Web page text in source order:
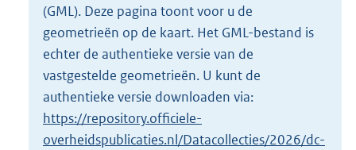
e
:
2
K
b
(GML). Deze pagina toont voor u de
geometrieën op de kaart. Het GML-bestand is
echter de authentieke versie van de
vastgestelde geometrieën. U kunt de
authentieke versie downloaden via:
https://repository.officiele-
overheidspublicaties.nl/Datacollecties/2026/dc-